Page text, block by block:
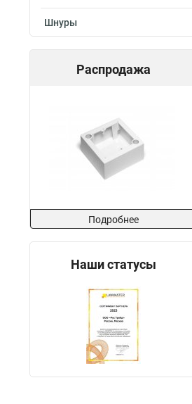
Шнуры
Распродажа
Подробнее
Наши статусы